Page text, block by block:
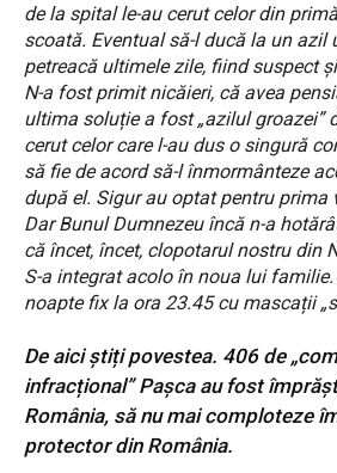
de la spital le-au cerut celor din
scoată. Eventual să-l ducă la un azil
petreacă ultimele zile, fiind suspect
N-a fost primit nicăieri, că avea
ultima soluție a fost „azilul groazei”
cerut celor care l-au dus o singură
să fie de acord să-l înmormânteze
după el. Sigur au optat pentru prima
Dar Bunul Dumnezeu încă n-a
că încet, încet, clopotarul nostru din
S-a integrat acolo în noua lui
noapte fix la ora 23.45 cu mascații
De aici știți povestea. 406 de
infracțional” Pașca au fost
România, să nu mai comploteze
protector din România.